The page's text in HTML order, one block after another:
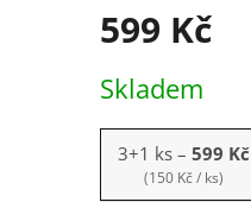
599 Kč
cena:
Skladem
3+1 ks – 599 Kč
(150 Kč / ks)